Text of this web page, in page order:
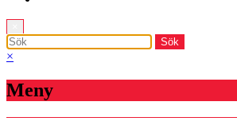
×
Meny